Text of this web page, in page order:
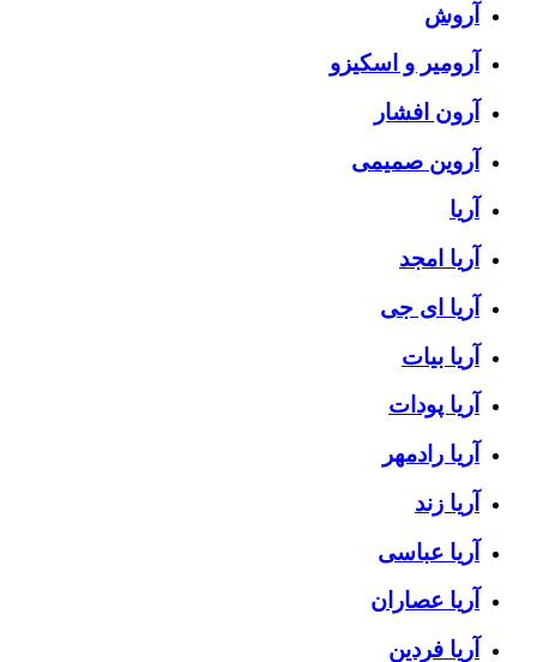
آروش
آرومیر و اسکیزو
آرون افشار
آروین صمیمی
آریا
آریا امجد
آریا ای جی
آریا بیات
آریا پودات
آریا رادمهر
آریا زند
آریا عباسی
آریا عصاران
آریا فردین